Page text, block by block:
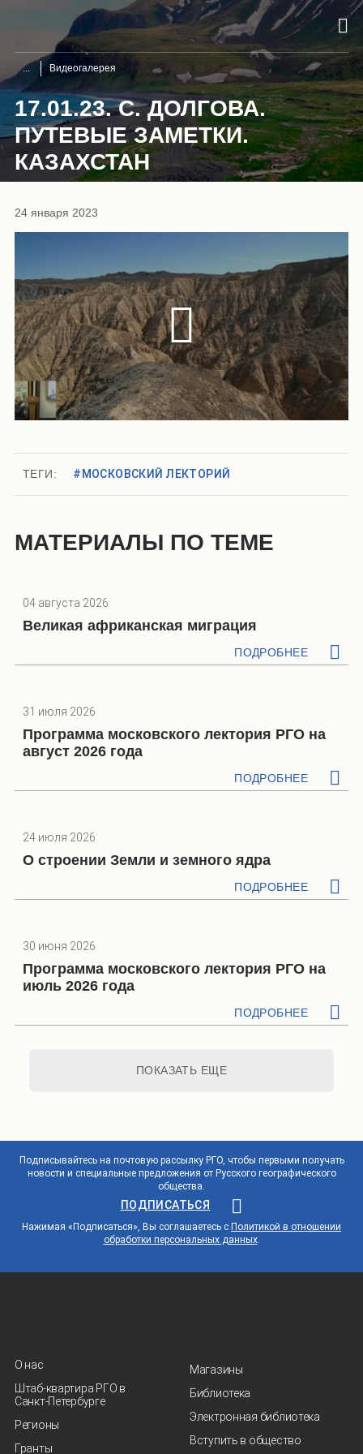
Видеогалерея
17.01.23. С. ДОЛГОВА.
ПУТЕВЫЕ ЗАМЕТКИ.
КАЗАХСТАН
24 января 2023
ТЕГИ: #МОСКОВСКИЙ ЛЕКТОРИЙ
МАТЕРИАЛЫ ПО ТЕМЕ
04 августа 2026
Великая африканская миграция
ПОДРОБНЕЕ
31 июля 2026
Программа московского лектория РГО на
август 2026 года
ПОДРОБНЕЕ
24 июля 2026
О строении Земли и земного ядра
ПОДРОБНЕЕ
30 июня 2026
Программа московского лектория РГО на
июль 2026 года
ПОДРОБНЕЕ
ПОКАЗАТЬ ЕЩЕ
Подписывайтесь на почтовую рассылку РГО, чтобы первыми получать
новости и специальные предложения от Русского географического
общества.
ПОДПИСАТЬСЯ
Нажимая «Подписаться», Вы соглашаетесь с Политикой в отношении
обработки персональных данных.
О нас
Штаб-квартира РГО в
Санкт‑Петербурге
Регионы
Гранты
Магазины
Библиотека
Электронная библиотека
Вступить в общество